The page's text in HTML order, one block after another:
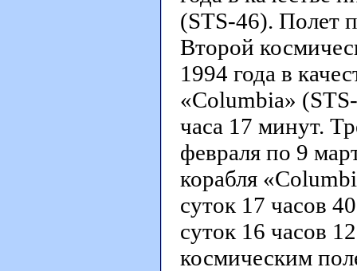
(STS-46). Полет
Второй
1994 года в
«Columbia»
часа 17 минут.
февраля по 9
корабля
суток 17 часов
суток 16 часов
космическим